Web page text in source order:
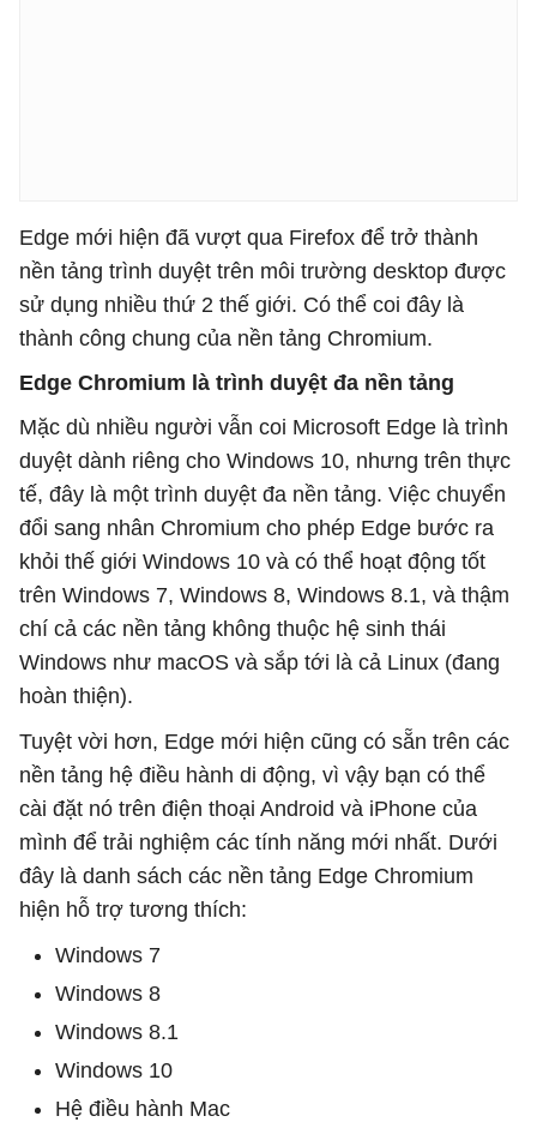
Edge mới hiện đã vượt qua Firefox để trở thành
nền tảng trình duyệt trên môi trường desktop được
sử dụng nhiều thứ 2 thế giới. Có thể coi đây là
thành công chung của nền tảng Chromium.
Edge Chromium là trình duyệt đa nền tảng
Mặc dù nhiều người vẫn coi Microsoft Edge là trình
duyệt dành riêng cho Windows 10, nhưng trên thực
tế, đây là một trình duyệt đa nền tảng. Việc chuyển
đổi sang nhân Chromium cho phép Edge bước ra
khỏi thế giới Windows 10 và có thể hoạt động tốt
trên Windows 7, Windows 8, Windows 8.1, và thậm
chí cả các nền tảng không thuộc hệ sinh thái
Windows như macOS và sắp tới là cả Linux (đang
hoàn thiện).
Tuyệt vời hơn, Edge mới hiện cũng có sẵn trên các
nền tảng hệ điều hành di động, vì vậy bạn có thể
cài đặt nó trên điện thoại Android và iPhone của
mình để trải nghiệm các tính năng mới nhất. Dưới
đây là danh sách các nền tảng Edge Chromium
hiện hỗ trợ tương thích:
Windows 7
Windows 8
Windows 8.1
Windows 10
Hệ điều hành Mac